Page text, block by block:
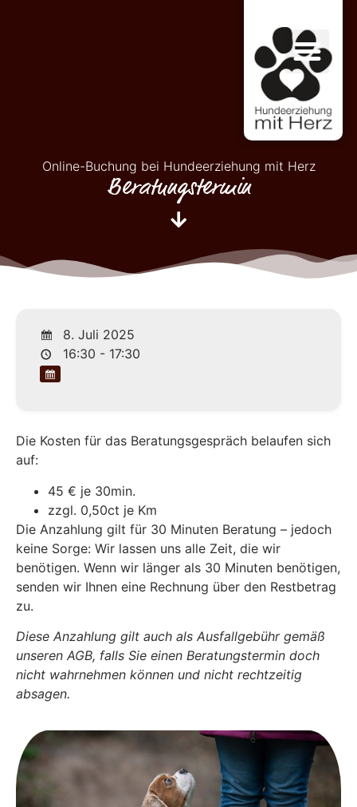
Online-Buchung bei Hundeerziehung mit Herz
Beratungstermin
8. Juli 2025
16:30 - 17:30
Die Kosten für das Beratungsgespräch belaufen sich
auf:
45 € je 30min.
zzgl. 0,50ct je Km
Die Anzahlung gilt für 30 Minuten Beratung – jedoch
keine Sorge: Wir lassen uns alle Zeit, die wir
benötigen. Wenn wir länger als 30 Minuten benötigen,
senden wir Ihnen eine Rechnung über den Restbetrag
zu.
Diese Anzahlung gilt auch als Ausfallgebühr gemäß
unseren AGB, falls Sie einen Beratungstermin doch
nicht wahrnehmen können und nicht rechtzeitig
absagen.